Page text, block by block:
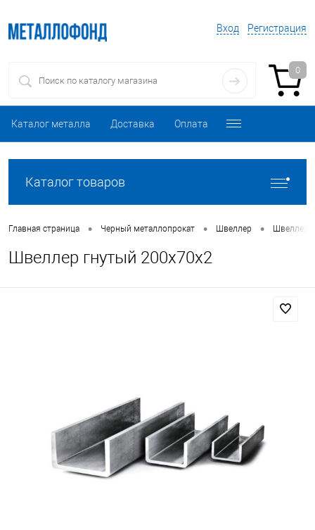
Вход Регистрация
0
Каталог металла Доставка Оплата
Каталог товаров
Главная страница • Черный металлопрокат • Швеллер • Швеллер
Швеллер гнутый 200х70х2